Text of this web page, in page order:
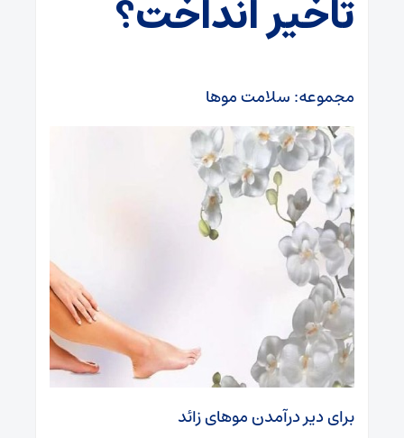
تاخیر انداخت؟
مجموعه: سلامت موها
برای دیر درآمدن موهای زائد